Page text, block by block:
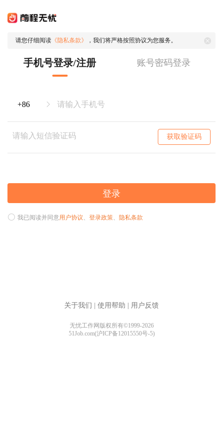
请您仔细阅读 《隐私条款》 ，我们将严格按照协议为您服务。
手机号登录/注册 账号密码登录
获取验证码
登录
我已阅读并同意用户协议、 登录政策、 隐私条款
关于我们 使用帮助 用户反馈
无忧工作网版权所有©1999-2026
51Job.com(沪ICP备12015550号-5)